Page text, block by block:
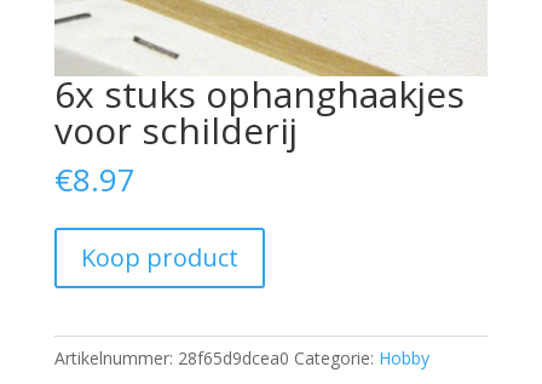
6x stuks ophanghaakjes
voor schilderij
€8.97
Koop product
Artikelnummer: 28f65d9dcea0 Categorie: Hobby